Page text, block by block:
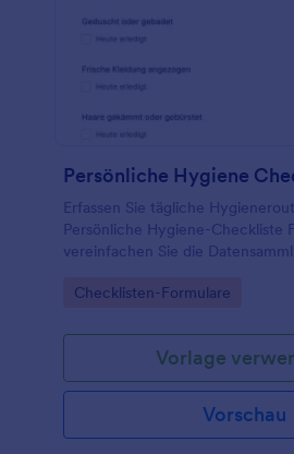
Erfassen Sie tägliche
Persönliche Hygiene-Checkliste
vereinfachen Sie die
anpassbaren Formularvorlage in
Go to Category:
Checklisten-Formulare
Vorlage
Vorschau